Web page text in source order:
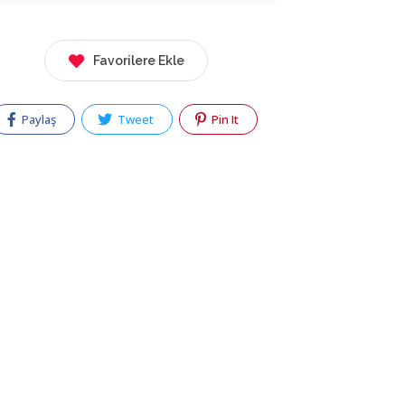
Favorilere Ekle
Paylaş Tweet Pin It